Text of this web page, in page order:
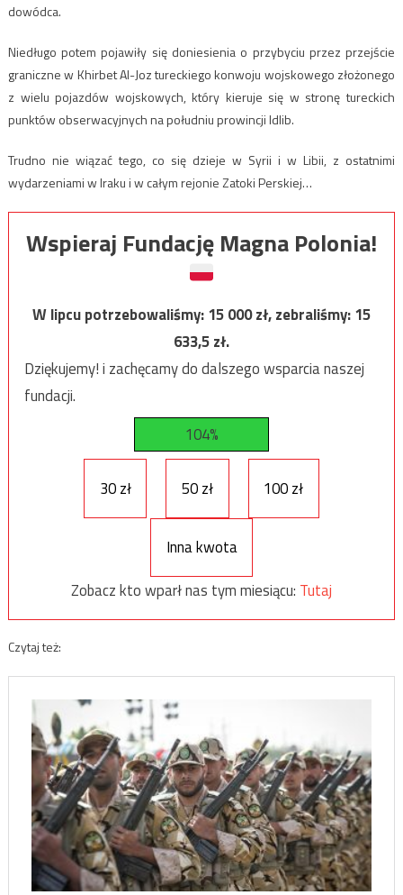
dowódca.
Niedługo potem pojawiły się doniesienia o przybyciu przez przejście
graniczne w Khirbet Al-Joz tureckiego konwoju wojskowego złożonego
z wielu pojazdów wojskowych, który kieruje się w stronę tureckich
punktów obserwacyjnych na południu prowincji Idlib.
Trudno nie wiązać tego, co się dzieje w Syrii i w Libii, z ostatnimi
wydarzeniami w Iraku i w całym rejonie Zatoki Perskiej…
Wspieraj Fundację Magna Polonia!
W lipcu potrzebowaliśmy:15 000zł, zebraliśmy:15
633,5zł.
Dziękujemy! i zachęcamy do dalszego wsparcia naszej
fundacji.
104%
30 zł 50 zł 100 zł
Inna kwota
Zobacz kto wparł nas tym miesiącu: Tutaj
Czytaj też: